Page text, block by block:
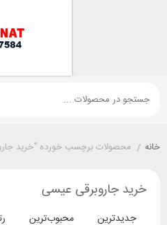
برچسب خورده “خرید جاروبرقی عیسی”
عیسی
محبوب‌ترین رتبه بندی